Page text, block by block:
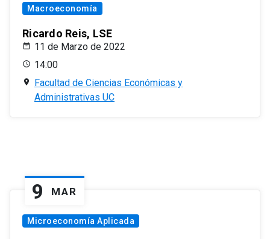
Macroeconomía
Ricardo Reis, LSE
11 de Marzo de 2022
14:00
Facultad de Ciencias Económicas y
Administrativas UC
9 MAR
Microeconomía Aplicada